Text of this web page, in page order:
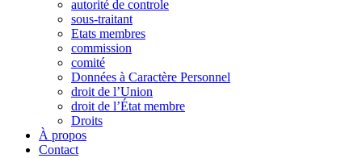
autorité de controle
sous-traitant
Etats membres
commission
comité
Données à Caractère Personnel
droit de l’Union
droit de l’État membre
Droits
À propos
Contact